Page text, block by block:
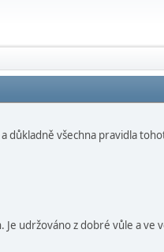
a důkladně všechna pravidla
udržováno z dobré vůle a ve